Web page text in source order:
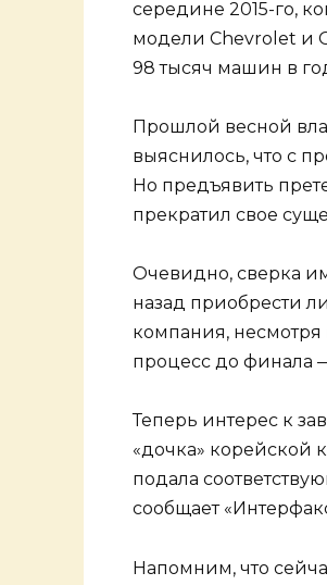
середине 2015-го,
модели Chevrolet и
98 тысяч машин в
Прошлой весной
выяснилось, что с
Но предъявить
прекратил свое
Очевидно, сверка
назад приобрести
компания,
процесс до финала
Теперь интерес к
«дочка»
подала
сообщает
Напомним, что